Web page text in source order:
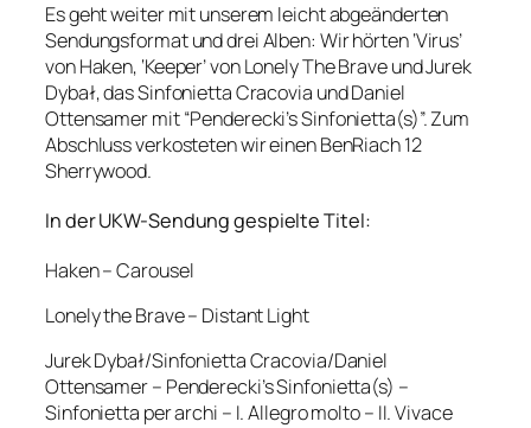
Es geht weiter mit unserem leicht abgeänderten
Sendungsformat und drei Alben: Wir hörten ‘Virus’
von Haken, ‘Keeper’ von Lonely The Brave und Jurek
Dybał, das Sinfonietta Cracovia und Daniel
Ottensamer mit “Penderecki’s Sinfonietta(s)”. Zum
Abschluss verkosteten wir einen BenRiach 12
Sherrywood.
In der UKW-Sendung gespielte Titel:
Haken – Carousel
Lonely the Brave – Distant Light
Jurek Dybał/Sinfonietta Cracovia/Daniel
Ottensamer – Penderecki’s Sinfonietta(s) –
Sinfonietta per archi – I. Allegro molto – II. Vivace